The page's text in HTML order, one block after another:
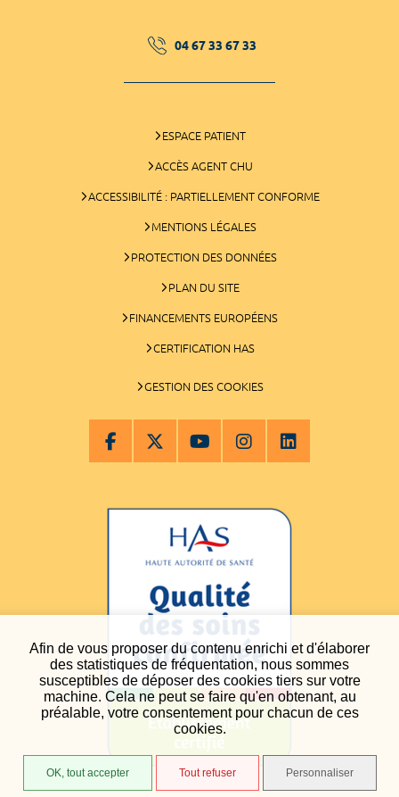
Afin de vous proposer du contenu enrichi et d'élaborer
des statistiques de fréquentation, nous sommes
susceptibles de déposer des cookies tiers sur votre
machine. Cela ne peut se faire qu'en obtenant, au
préalable, votre consentement pour chacun de ces
cookies.
OK, tout accepter Tout refuser Personnaliser
04 67 33 67 33
ESPACE PATIENT
ACCÈS AGENT CHU
ACCESSIBILITÉ : PARTIELLEMENT CONFORME
MENTIONS LÉGALES
PROTECTION DES DONNÉES
PLAN DU SITE
FINANCEMENTS EUROPÉENS
CERTIFICATION HAS
GESTION DES COOKIES